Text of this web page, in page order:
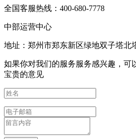
全国客服热线：400-680-7778
中部运营中心
地址：郑州市郑东新区绿地双子塔北
如果你对我们的服务服务感兴趣，可
宝贵的意见